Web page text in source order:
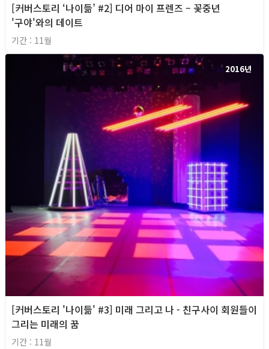
[커버스토리 ‘나이듦’ #2] 디어 마이 프렌즈 – 꽃중년
'구야'와의 데이트
기간 : 11월
2016년
[커버스토리 '나이듦' #3] 미래 그리고 나 - 친구사이 회원들이
그리는 미래의 꿈
기간 : 11월